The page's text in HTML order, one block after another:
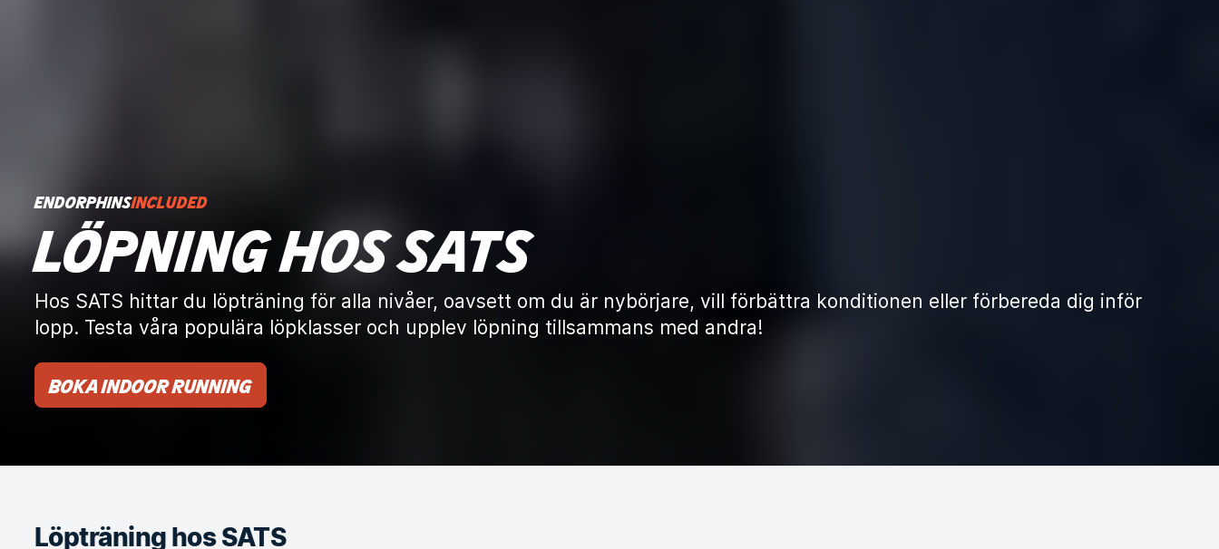
ENDORPHINSINCLUDED
LÖPNING HOS SATS
Hos SATS hittar du löpträning för alla nivåer, oavsett om du är nybörjare, vill förbättra konditionen eller förbereda dig inför
lopp. Testa våra populära löpklasser och upplev löpning tillsammans med andra!
Boka Indoor Running
Löpträning hos SATS